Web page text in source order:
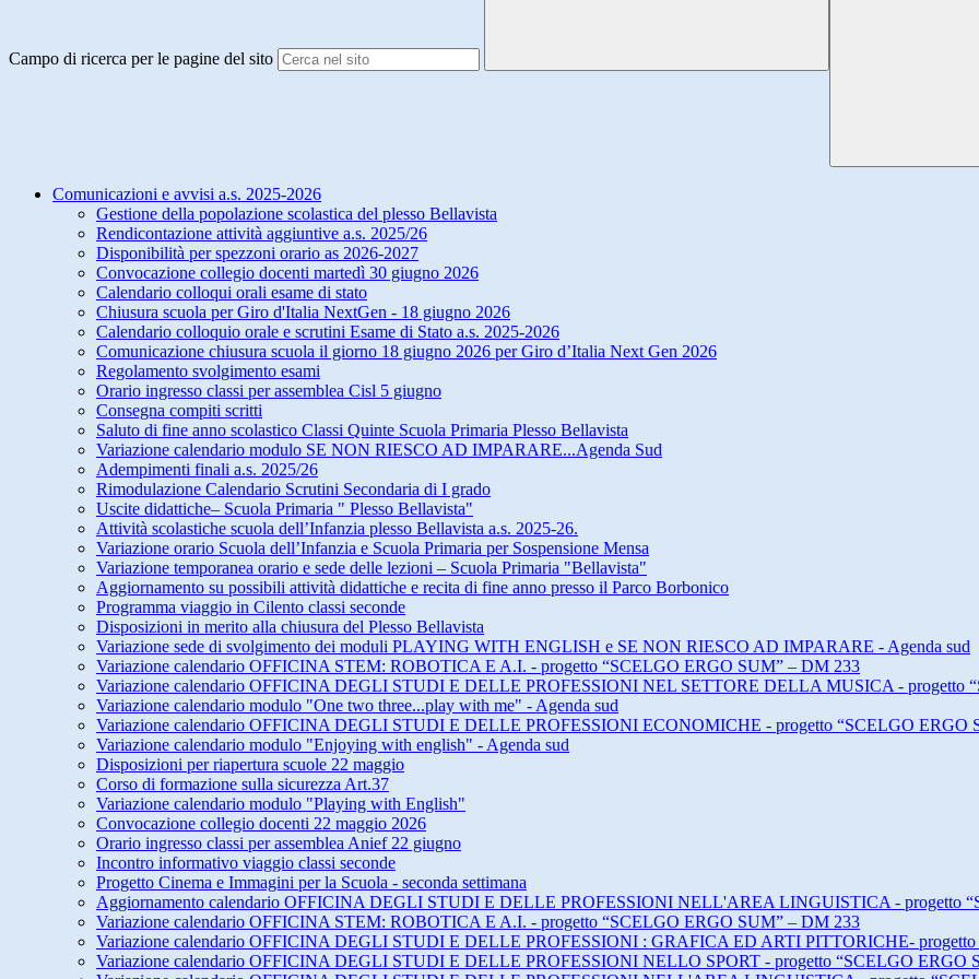
Campo di ricerca per le pagine del sito
Comunicazioni e avvisi a.s. 2025-2026
Gestione della popolazione scolastica del plesso Bellavista
Rendicontazione attività aggiuntive a.s. 2025/26
Disponibilità per spezzoni orario as 2026-2027
Convocazione collegio docenti martedì 30 giugno 2026
Calendario colloqui orali esame di stato
Chiusura scuola per Giro d'Italia NextGen - 18 giugno 2026
Calendario colloquio orale e scrutini Esame di Stato a.s. 2025-2026
Comunicazione chiusura scuola il giorno 18 giugno 2026 per Giro d’Italia Next Gen 2026
Regolamento svolgimento esami
Orario ingresso classi per assemblea Cisl 5 giugno
Consegna compiti scritti
Saluto di fine anno scolastico Classi Quinte Scuola Primaria Plesso Bellavista
Variazione calendario modulo SE NON RIESCO AD IMPARARE...Agenda Sud
Adempimenti finali a.s. 2025/26
Rimodulazione Calendario Scrutini Secondaria di I grado
Uscite didattiche– Scuola Primaria " Plesso Bellavista"
Attività scolastiche scuola dell’Infanzia plesso Bellavista a.s. 2025-26.
Variazione orario Scuola dell’Infanzia e Scuola Primaria per Sospensione Mensa
Variazione temporanea orario e sede delle lezioni – Scuola Primaria "Bellavista"
Aggiornamento su possibili attività didattiche e recita di fine anno presso il Parco Borbonico
Programma viaggio in Cilento classi seconde
Disposizioni in merito alla chiusura del Plesso Bellavista
Variazione sede di svolgimento dei moduli PLAYING WITH ENGLISH e SE NON RIESCO AD IMPARARE - Agenda sud
Variazione calendario OFFICINA STEM: ROBOTICA E A.I. - progetto “SCELGO ERGO SUM” – DM 233
Variazione calendario OFFICINA DEGLI STUDI E DELLE PROFESSIONI NEL SETTORE DELLA MUSICA - progetto
Variazione calendario modulo "One two three...play with me" - Agenda sud
Variazione calendario OFFICINA DEGLI STUDI E DELLE PROFESSIONI ECONOMICHE - progetto “SCELGO ERGO
Variazione calendario modulo "Enjoying with english" - Agenda sud
Disposizioni per riapertura scuole 22 maggio
Corso di formazione sulla sicurezza Art.37
Variazione calendario modulo "Playing with English"
Convocazione collegio docenti 22 maggio 2026
Orario ingresso classi per assemblea Anief 22 giugno
Incontro informativo viaggio classi seconde
Progetto Cinema e Immagini per la Scuola - seconda settimana
Aggiornamento calendario OFFICINA DEGLI STUDI E DELLE PROFESSIONI NELL'AREA LINGUISTICA - progetto
Variazione calendario OFFICINA STEM: ROBOTICA E A.I. - progetto “SCELGO ERGO SUM” – DM 233
Variazione calendario OFFICINA DEGLI STUDI E DELLE PROFESSIONI : GRAFICA ED ARTI PITTORICHE-
Variazione calendario OFFICINA DEGLI STUDI E DELLE PROFESSIONI NELLO SPORT - progetto “SCELGO ERGO